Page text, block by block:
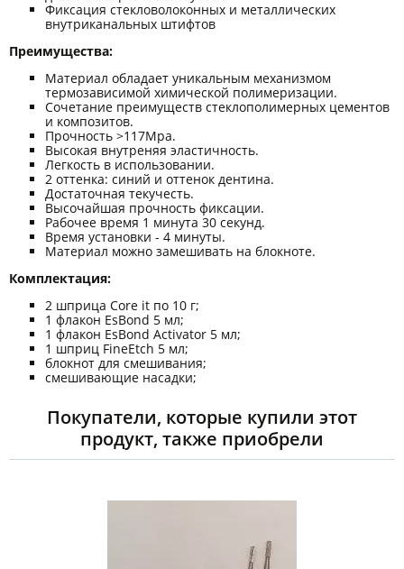
Фиксация стекловолоконных и металлических
внутриканальных штифтов
Преимущества:
Материал обладает уникальным механизмом
термозависимой химической полимеризации.
Сочетание преимуществ стеклополимерных цементов
и композитов.
Прочность >117Мра.
Высокая внутреняя эластичность.
Легкость в использовании.
2 оттенка: синий и оттенок дентина.
Достаточная текучесть.
Высочайшая прочность фиксации.
Рабочее время 1 минута 30 секунд.
Время установки - 4 минуты.
Материал можно замешивать на блокноте.
Комплектация:
2 шприца Core it по 10 г;
1 флакон EsBond 5 мл;
1 флакон EsBond Activator 5 мл;
1 шприц FineEtch 5 мл;
блокнот для смешивания;
смешивающие насадки;
Покупатели, которые купили этот
продукт, также приобрели